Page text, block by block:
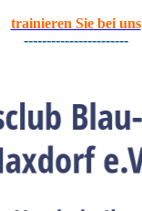
trainieren Sie bei uns
-----------------------